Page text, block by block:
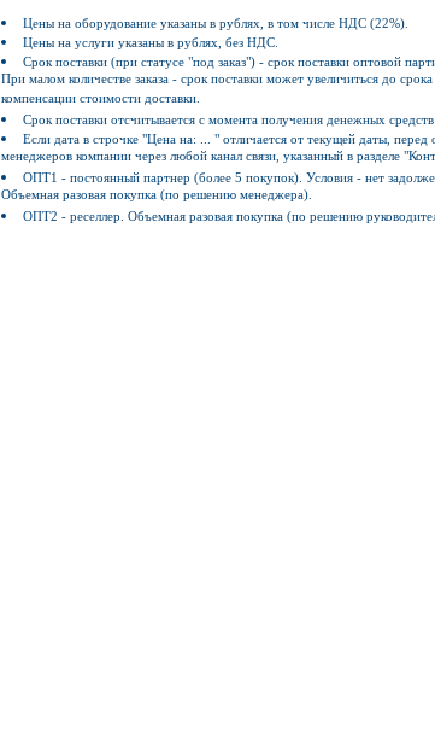
Цены на оборудование указаны в рублях, в том числе НДС (22%).
Цены на услуги указаны в рублях, без НДС.
Срок поставки (при статусе "под заказ") - срок поставки оптовой
При малом количестве заказа - срок поставки может увеличиться до
компенсации стоимости доставки.
Срок поставки отсчитывается с момента получения денежных
Если дата в строчке "Цена на: ... " отличается от текущей даты,
менеджеров компании через любой канал связи, указанный в разделе
ОПТ1 - постоянный партнер (более 5 покупок). Условия - нет
Объемная разовая покупка (по решению менеджера).
ОПТ2 - реселлер. Объемная разовая покупка (по решению